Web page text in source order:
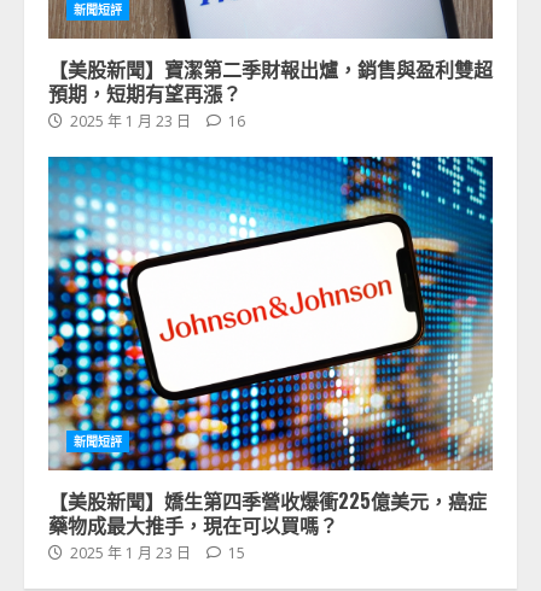
新聞短評
【美股新聞】寶潔第二季財報出爐，銷售與盈利雙超
預期，短期有望再漲？
2025 年 1 月 23 日 16
新聞短評
【美股新聞】嬌生第四季營收爆衝225億美元，癌症
藥物成最大推手，現在可以買嗎？
2025 年 1 月 23 日 15